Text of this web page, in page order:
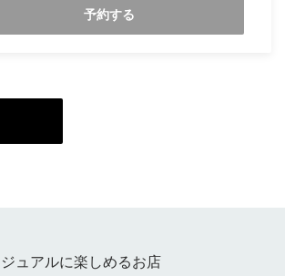
予約する
ュアルに楽しめるお店